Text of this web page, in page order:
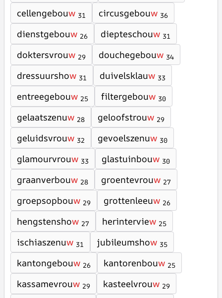
cellengebouw 31 circusgebouw 36
dienstgebouw 26 diepteschouw 31
doktersvrouw 29 douchegebouw 34
dressuurshow 31 duivelsklauw 33
entreegebouw 25 filtergebouw 30
gelaatszenuw 28 geloofstrouw 29
geluidsvrouw 32 gevoelszenuw 30
glamourvrouw 33 glastuinbouw 30
graanverbouw 28 groentevrouw 27
groepsopbouw 29 grottenleeuw 26
hengstenshow 27 herinterview 25
ischiaszenuw 31 jubileumshow 35
kantongebouw 26 kantorenbouw 25
kassamevrouw 29 kasteelvrouw 29